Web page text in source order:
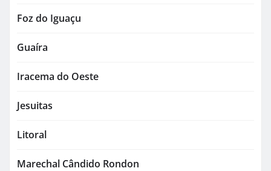
Foz do Iguaçu
Guaíra
Iracema do Oeste
Jesuitas
Litoral
Marechal Cândido Rondon